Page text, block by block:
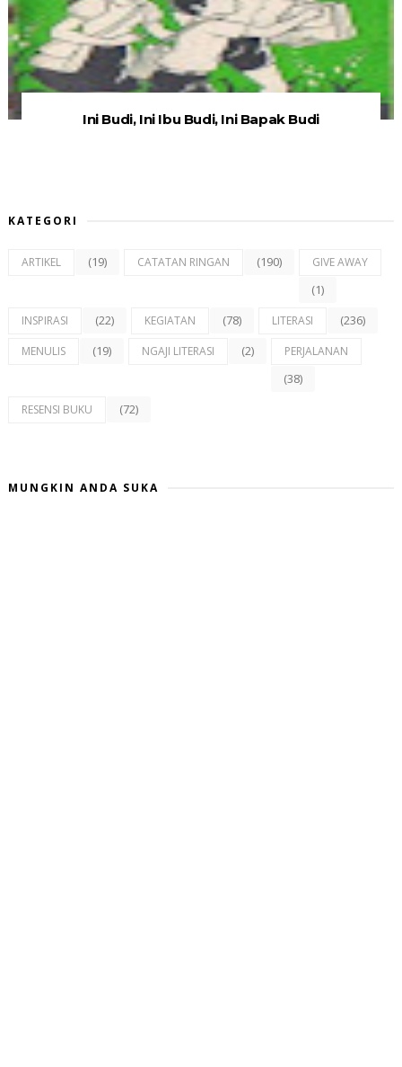
Ini Budi, Ini Ibu Budi, Ini Bapak Budi
KATEGORI
ARTIKEL (19) CATATAN RINGAN (190) GIVE AWAY
(1)
INSPIRASI (22) KEGIATAN (78) LITERASI (236)
MENULIS (19) NGAJI LITERASI (2) PERJALANAN
(38)
RESENSI BUKU (72)
MUNGKIN ANDA SUKA